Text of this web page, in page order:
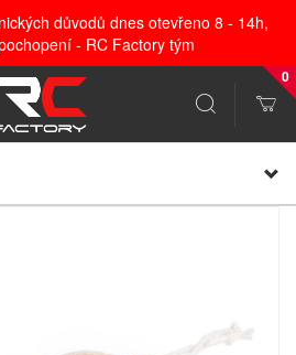
důvodů dnes otevřeno 8 - 14h,
- RC Factory tým
0